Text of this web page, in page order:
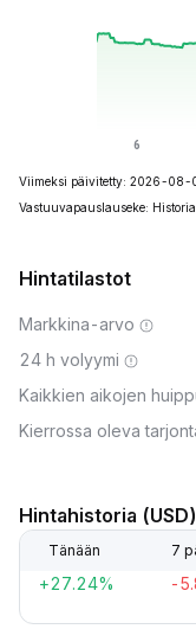
Viimeksi päivitetty: 2026-08-
Vastuuvapauslauseke:
Hintatilastot
Markkina-arvo
24 h volyymi
Kaikkien aikojen
Kierrossa oleva
Hintahistoria (USD)
Tänään 7
+27.24% -